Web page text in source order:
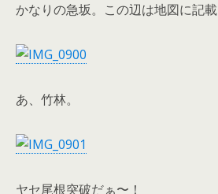
かなりの急坂。この辺は地図に記載
あ、竹林。
ヤセ尾根突破だぁ〜！